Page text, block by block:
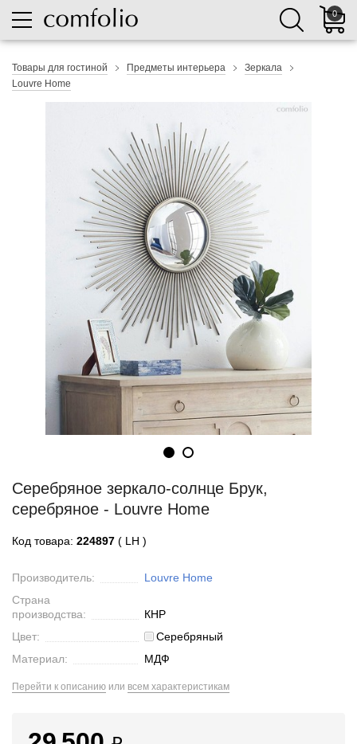
0
Товары для гостиной Предметы интерьера
Зеркала
Louvre Home
Серебряное зеркало-солнце Брук,
серебряное - Louvre Home
Код товара: 224897 ( LH )
Производитель:
Louvre Home
Страна
производства:
КНР
Цвет:
Серебряный
Материал:
МДФ
Перейти к описанию или всем характеристикам